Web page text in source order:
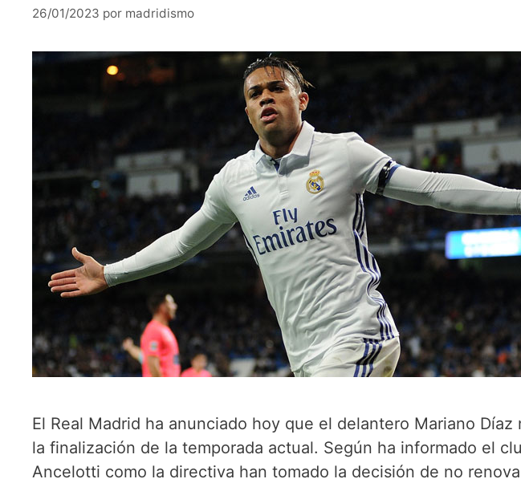
26/01/2023 por madridismo
El Real Madrid ha anunciado hoy que el delantero Mariano
la finalización de la temporada actual. Según ha informado el
Ancelotti como la directiva han tomado la decisión de no